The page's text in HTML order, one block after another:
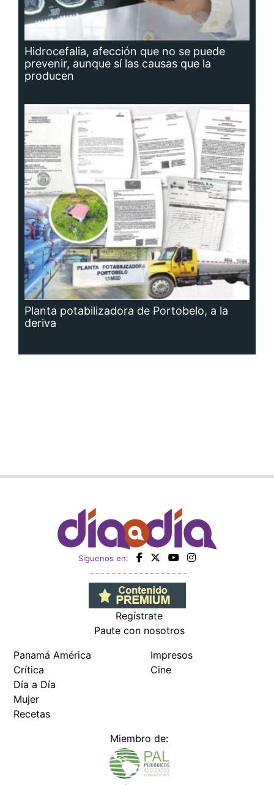
Hidrocefalia, afección que no se puede
prevenir, aunque sí las causas que la
producen
Planta potabilizadora de Portobelo, a la
deriva
Siguenos en:
Regístrate
Paute con nosotros
Panamá América
Crítica
Día a Día
Mujer
Recetas
Impresos
Cine
Miembro de: